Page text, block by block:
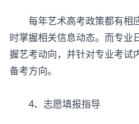
每年艺术高考政策都有相
时掌握相关信息动态。而专业
握艺考动向，并针对专业考试
备考方向。
4、志愿填报指导